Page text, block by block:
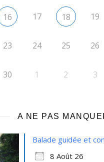
16 17 18 19
23 24 25 26
30 1 2 3
A NE PAS
Balade guidée et
8 Août 26